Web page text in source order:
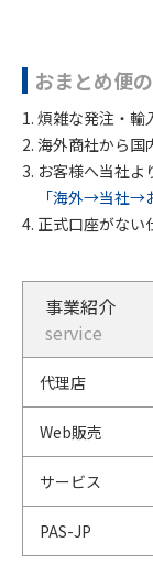
おまとめ便
煩雑な発注・輸
海外商社から国
お客様へ当社よ
「海外→当社→
正式口座がない
事業紹介
service
代理店
Web販売
サービス
PAS-JP